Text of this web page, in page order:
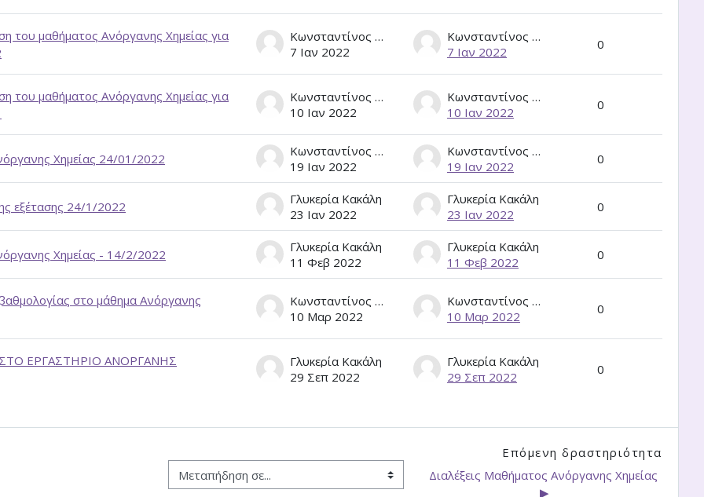
του μαθήματος Ανόργανης Χημείας για
Κωνσταντίνος Κορδάτος
7 Ιαν 2022
Κωνσταντίνος Κορδάτος
7 Ιαν 2022
0
του μαθήματος Ανόργανης Χημείας για
Κωνσταντίνος Κορδάτος
10 Ιαν 2022
Κωνσταντίνος Κορδάτος
10 Ιαν 2022
0
Χημείας 24/01/2022
Κωνσταντίνος Κορδάτος
19 Ιαν 2022
Κωνσταντίνος Κορδάτος
19 Ιαν 2022
0
εξέτασης 24/1/2022
Γλυκερία Κακάλη
23 Ιαν 2022
Γλυκερία Κακάλη
23 Ιαν 2022
0
Χημείας - 14/2/2022
Γλυκερία Κακάλη
11 Φεβ 2022
Γλυκερία Κακάλη
11 Φεβ 2022
0
στο μάθημα Ανόργανης
Κωνσταντίνος Κορδάτος
10 Μαρ 2022
Κωνσταντίνος Κορδάτος
10 Μαρ 2022
0
ΕΡΓΑΣΤΗΡΙΟ ΑΝΟΡΓΑΝΗΣ
Γλυκερία Κακάλη
29 Σεπ 2022
Γλυκερία Κακάλη
29 Σεπ 2022
0
Μεταπήδηση σε...
Επόμενη δραστηριότητα
Διαλέξεις Μαθήματος Ανόργανης Χημείας
▶︎